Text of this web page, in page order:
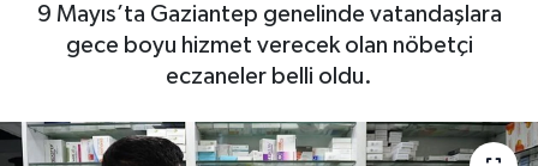
9 Mayıs’ta Gaziantep genelinde vatandaşlara
gece boyu hizmet verecek olan nöbetçi
eczaneler belli oldu.
Gündem
Kültür Sanat
Son Dakika Haberleri